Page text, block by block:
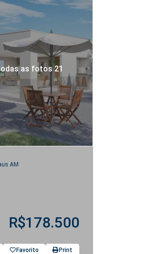
as fotos 21
AM
R$178.500
Favorito Print